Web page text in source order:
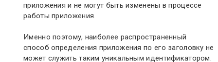
приложения и не могут быть изменены в процессе
работы приложения.
Именно поэтому, наиболее распространенный
способ определения приложения по его заголовку не
может служить таким уникальным идентификатором.